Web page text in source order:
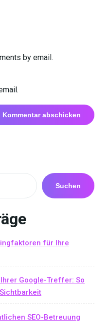
by email.
Suchen
für Ihre
Google-Treffer: So
SEO-Betreuung